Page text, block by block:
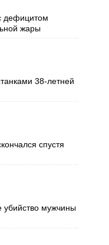
дефицитом
жары
38-летней
спустя
убийство мужчины